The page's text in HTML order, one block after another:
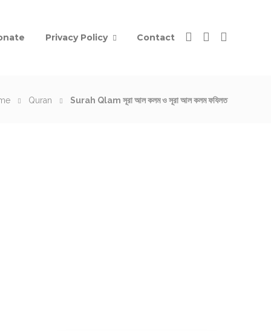
Privacy Policy Contact
Quran Surah Qlam সূরা আল কলম ও সূরা আল কলম ফযিলত